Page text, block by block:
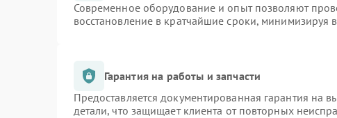
Современное оборудование и опыт позволяют
восстановление в кратчайшие сроки, минимизируя
Гарантия на работы и запчасти
Предоставляется документированная гарантия на
детали, что защищает клиента от повторных